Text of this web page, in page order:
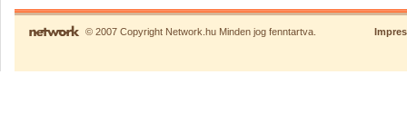
© 2007 Copyright Network.hu Minden jog fenntartva.